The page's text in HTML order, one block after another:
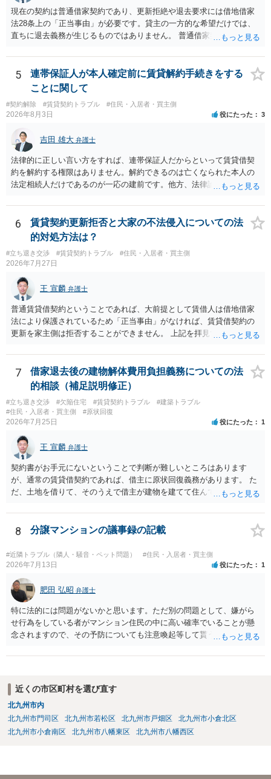
現在の契約は普通借家契約であり、更新拒絶や退去要求には借地借家
法28条上の「正当事由」が必要です。貸主の一方的な希望だけでは、
直ちに退去義務が生じるものではありません。 普通借家契約から定期
新たな定期借家契約を締結する形になりますが、これは任意の合意が
前提であり、借主が同意しなければ成立しません。 12年間の居住実
績、子どもの学校や地域とのつながり、転居費用の準備が困難な事情
などは、借主側の強い居住継続の必要性として正当事由判断において
重視される要素ですので、貸主側にかなり具体的な事情と立退料など
がない限り、更新拒絶が認められるハードルは一般的に高いと考えら
れます。 建物が未登記であること自体は、賃貸借契約の有効性を直ち
に否定するものではなく、引渡しがされていれば賃貸借の効力は原則
有効とされています。 今後の交渉では、①現在は普通借家契約が継続
しており定期借家への変更に合意していないこと、②貸主側の事情
（誰が所有者で誰が実際に住む予定か等）を具体的に書面で説明して
ほしいこと、③自分たちの居住継続の必要性を丁寧に伝えること、を
基本方針としたうえで、仮に一定時期の退去を検討する場合には、立
退料・引越費用・原状回復費用負担などの条件を明確にした書面を作
成することが重要です。 契約書では、更新条項・解除条項・期間の定
め・定期借家に関する記載の有無、これまでの更新時の合意内容
（「今回で最後」などの文言）が、借主不利な特約として無効になり
得るかどうかも含めて検討ポイントになりますので、署名押印前に内
容を十分に確認し、不明点は弁護士に相談することをおすすめしま
す。
5
連帯保証人が本人確定前に賃貸解約手続きをする
ことに関して
#契約解除 #賃貸契約トラブル #住民・入居者・買主側
2026年8月3日 役にたった 3
吉田 雄大 弁護士
法律的に正しい言い方をすれば、連帯保証人だからといって賃貸借契
約を解約する権限はありません。解約できるのは亡くなられた本人の
法定相続人だけであるのが一応の建前です。他方、法律論はさてお
する動機づけがなくなります。 今回進められつつある手続はあくまで
も、建物を賃貸人に一日も早く明け渡すための便宜的方法として理解
するのが良いと思います。またその方法で進めた方が、連帯保証人で
あるお知り合いさんにとっても、自身の経済的負担を最小限に食い止
められるため望ましいやり方だといえます。
6
賃貸契約更新拒否と大家の不法侵入についての法
的対処方法は？
#立ち退き交渉 #賃貸契約トラブル #住民・入居者・買主側
2026年7月27日
王 宣麟 弁護士
普通賃貸借契約ということであれば、大前提として賃借人は借地借家
法により保護されているため「正当事由」がなければ、賃貸借契約の
更新を家主側は拒否することができません。 上記を拝見する限り、通
定期確認させてもらないこと」が直ちに正当事由に当たるとは思えま
せんので、更新拒絶を拒否される方向性でよろしいかと存じます。 そ
の交渉の中で、一定の金銭をもらえれば退去には応じる旨交渉をして
みるのはいかがでしょうか。 過去に賃借人の許可なく無断で賃貸人が
入室する行為自体は不法行為となり、また刑事的にも住居侵入罪が成
立する可能性がありますので、これを理由に一定の金銭賠償を求める
7
借家退去後の建物解体費用負担義務についての法
的相談（補足説明修正）
#立ち退き交渉 #欠陥住宅 #賃貸契約トラブル
#建築トラブル
#住民・入居者・買主側
#原状回復
2026年7月25日 役にたった 1
王 宣麟 弁護士
契約書がお手元にないということで判断が難しいところはあります
が、通常の賃貸借契約であれば、借主に原状回復義務があります。 た
だ、土地を借りて、そのうえで借主が建物を建てて住んでいたケース
であれば、建物を収去して土地を明渡す義務は原則生じないはずで
す。 その後、建物を平屋に立て替えた場合であっても、貸主の承諾を
する、という話になるわけでもないように思います。 そのため、現
状、解体費用を負担することが明確な案件ではないため、まずは相手
に請求の根拠（なぜ当方が平屋の解体費用を負担しなければならない
のか）を確認されてみてはいかがでしょうか。
8 分譲マンションの議事録の記載
#近隣トラブル（隣人・騒音・ペット問題） #住民・入居者・買主側
2026年7月13日 役にたった 1
肥田 弘昭 弁護士
特に法的には問題がないかと思います。ただ別の問題として、嫌がら
せ行為をしている者がマンション住民の中に高い確率でいることが懸
念されますので、その予防についても注意喚起等して貰うと良いかと
近くの市区町村を選び直す
北九州市内
北九州市門司区
北九州市若松区 北九州市戸畑区
北九州市小倉北区
北九州市小倉南区
北九州市八幡東区 北九州市八幡西区